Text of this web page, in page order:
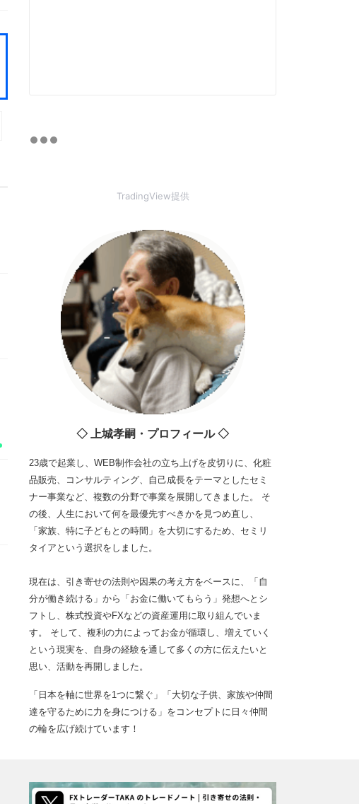
TradingView提供
◇ 上城孝嗣・プロフィール ◇
23歳で起業し、WEB制作会社の立ち上げを皮切りに、化粧
品販売、コンサルティング、自己成長をテーマとしたセミ
ナー事業など、複数の分野で事業を展開してきました。 そ
の後、人生において何を最優先すべきかを見つめ直し、
「家族、特に子どもとの時間」を大切にするため、セミリ
タイアという選択をしました。
現在は、引き寄せの法則や因果の考え方をベースに、「自
分が働き続ける」から「お金に働いてもらう」発想へとシ
フトし、株式投資やFXなどの資産運用に取り組んでいま
す。 そして、複利の力によってお金が循環し、増えていく
という現実を、自身の経験を通して多くの方に伝えたいと
思い、活動を再開しました。
「日本を軸に世界を1つに繋ぐ」「大切な子供、家族や仲間
達を守るために力を身につける」をコンセプトに日々仲間
の輪を広げ続けています！